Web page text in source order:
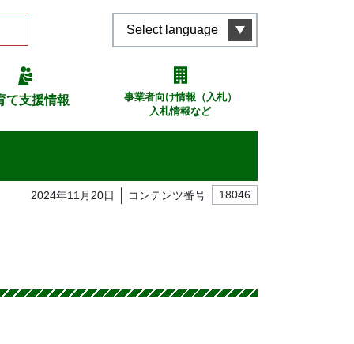
Select language
て支援情報
事業者向け情報（入札）
入札情報など
2024年11月20日 コンテンツ番号 18046